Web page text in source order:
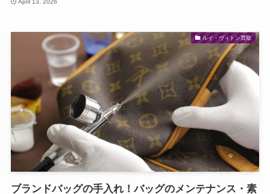
ルイ・ヴィトン買取
ブランドバッグの手入れ！バッグのメンテナンス・素